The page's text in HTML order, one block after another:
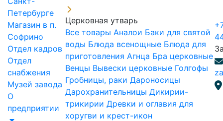
Петербурге
Магазин в п.
Софрино
Отдел кадров
Отдел
снабжения
Музей завода
О
предприятии
Церковная утварь
Все товары Аналои Баки для святой
воды Блюда всенощные Блюда для
приготовления Агнца Бра церковные
Венцы Вывески церковные Голгофы
Гробницы, раки Дароносицы
Дарохранительницы Дикирии-
трикирии Древки и оглавия для
хоругви и крест-икон